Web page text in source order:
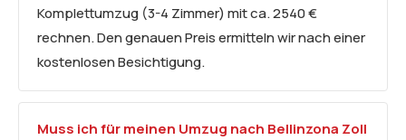
Komplettumzug (3-4 Zimmer) mit ca. 2540 €
rechnen. Den genauen Preis ermitteln wir nach einer
kostenlosen Besichtigung.
Muss ich für meinen Umzug nach Bellinzona Zoll